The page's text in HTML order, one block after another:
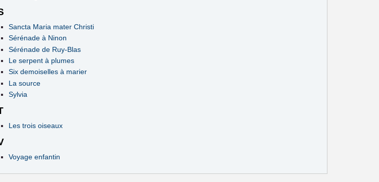
Sancta Maria mater Christi
Sérénade à Ninon
Sérénade de Ruy-Blas
Le serpent à plumes
Six demoiselles à marier
La source
Sylvia
Les trois oiseaux
Voyage enfantin